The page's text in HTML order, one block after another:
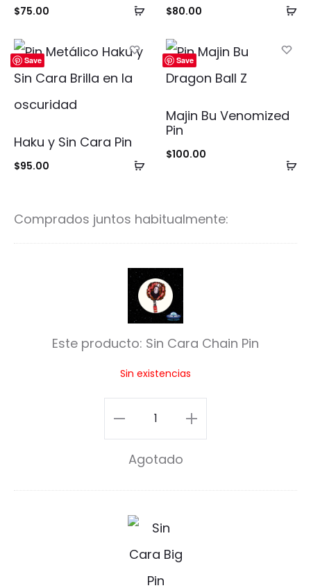
Añadir
carrito
$75.00 $80.00
Save
Añadir
Haku y Sin Cara Pin
$95.00
Save
Majin Bu Venomized
Pin
$100.00
Comprados juntos habitualmente:
S
i
n
C
a
C
i
n
Este producto: Sin Cara Chain Pin
Sin existencias
Sin
Cara
Chain
Pin
cantidad
Agotado
S
i
n